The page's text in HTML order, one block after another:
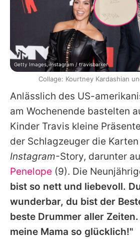
Anlässlich des US-
am Wochenende bastelten
Kinder Travis kleine
der Schlagzeuger die
Instagram-Story, darunter
Penelope (9). Die
bist so nett und liebevoll.
wunderbar, du bist der
beste Drummer aller
meine Mama so glücklich!"
Getty Images, Instagram / travisbarker
Collage: Kourtney Kardashian